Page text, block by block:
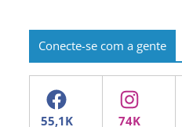
Conecte-se com a gente
Facebook Instagram